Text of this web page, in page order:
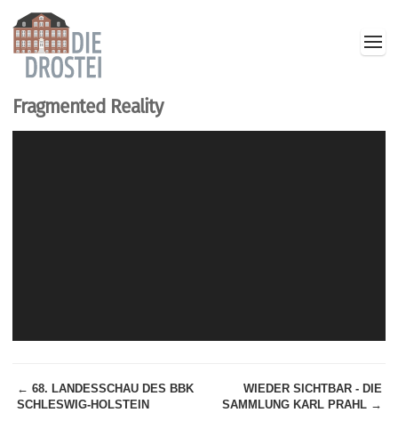
Fragmented Reality
← 68. LANDESSCHAU DES BBK
SCHLESWIG-HOLSTEIN
WIEDER SICHTBAR - DIE
SAMMLUNG KARL PRAHL →